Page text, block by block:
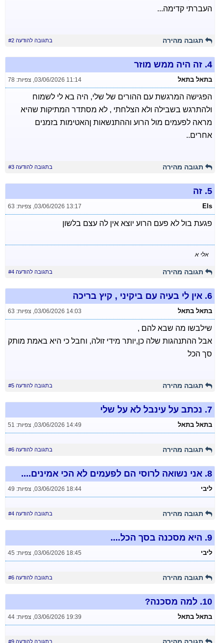
העברתי קדימה...
תגובה מהירה בתגובה להודעה #2
4. זה היה ממש מוזר
בתאל בתאל 03/06/2026 11:14
, צפיות: 78
הפגישה המרגשת עם ההורים של שלי, היה בא לי לשמוח
ולהתרגש בשבילה ולא הצלחתי , לא מסתדר המתיקות שהיא
מראה לפעמים מול הרוע וההתנשאות ןהאטימות בזמנים
אחרים..
תגובה מהירה בתגובה להודעה #3
5. זה
Els
03/06/2026 13:17
, צפיות: 63
פגעת בול לא פעם הרוע יוצא אין לה עצם בלשון
אלי א
תגובה מהירה בתגובה להודעה #4
6. אין לי בעיה עם ביקיני , קיץ בריכה
בתאל בתאל 03/06/2026 14:03
, צפיות: 63
שילבשו מה שבא להם ,
אבל ההתנהגות שלה כן,יותר מידי זולה, וחבל כי היא באמת מותק
סך הכל
תגובה מהירה בתגובה להודעה #5
7. נכתב על עינבל לא על שלי
בתאל בתאל 03/06/2026 14:49
, צפיות: 51
תגובה מהירה בתגובה להודעה #6
8. אני נשואה לרוסי הם לפעמים לא הכי אמינים....
ליבי 03/06/2026 18:44
, צפיות: 49
תגובה מהירה בתגובה להודעה #4
9. היא מסכנה בסך הכל....
ליבי 03/06/2026 18:45
, צפיות: 45
תגובה מהירה בתגובה להודעה #6
10. למה מסכנה?
בתאל בתאל 03/06/2026 19:39
, צפיות: 44
בתגובה להודעה #9